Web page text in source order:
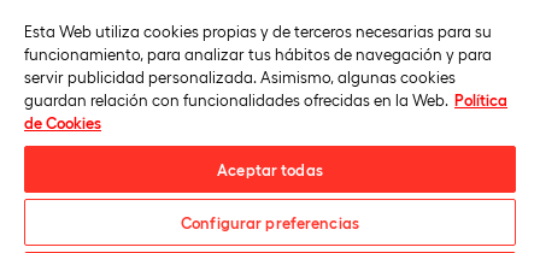
Únete al equipo
Universidad Europea © 2026. Todos Los Derechos Reservados
Esta Web utiliza cookies propias y de terceros necesarias para su
funcionamiento, para analizar tus hábitos de navegación y para
servir publicidad personalizada. Asimismo, algunas cookies
guardan relación con funcionalidades ofrecidas en la Web. Política
de Cookies
Aceptar todas
Configurar preferencias